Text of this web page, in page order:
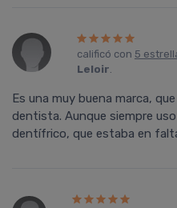
calificó con 5
Leloir.
Es una muy buena marca,
dentista. Aunque siempre
dentífrico, que estaba en